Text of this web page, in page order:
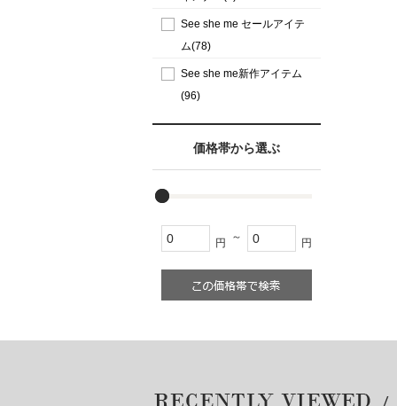
See she me セールアイテ
ム(78)
See she me新作アイテム
(96)
価格帯から選ぶ
円 ～ 円